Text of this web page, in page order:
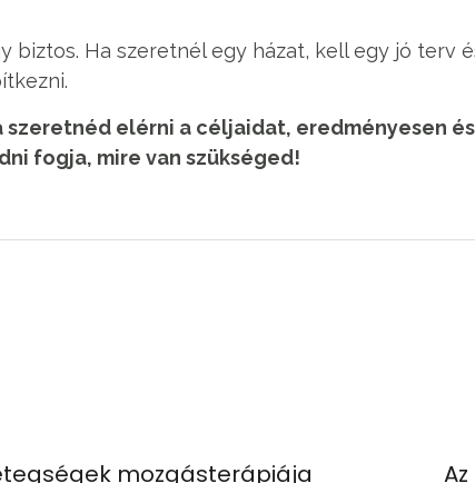
biztos. Ha szeretnél egy házat, kell egy jó terv
szeretnéd elérni a céljaidat, eredményesen
fogja, mire van szükséged!
mozgásterápiája